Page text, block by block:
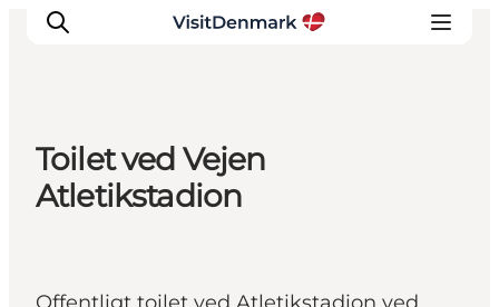
Inspiratie
Toilet ved Vejen
Atletikstadion